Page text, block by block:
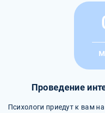
Проведение
Психологи приедут к вам